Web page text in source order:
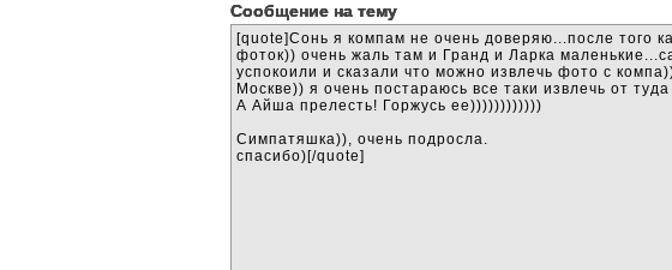
Cообщение на тему